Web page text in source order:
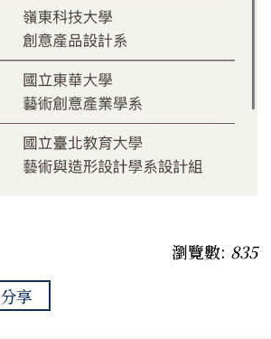
瀏覽數: 835
分享